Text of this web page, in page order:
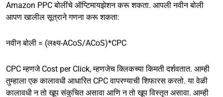
Amazon PPC बोलींचे ऑप्टिमायझेशन करू शकता. आपली नवीन बोली
आपण खालील सूत्राने गणना करू शकता:
नवीन बोली = (लक्ष्य-ACoS/ACoS)*CPC
CPC म्हणजे Cost per Click, म्हणजेच क्लिकच्या किमती दर्शवतात. आम्ही
तुम्हाला एक कालावधी आधारित CPC वापरण्याची शिफारस करतो. या वेळी
कालावधी न तो खूप संकुचित असावा आणि न तो खूप विस्तृत असावा. आम्ही